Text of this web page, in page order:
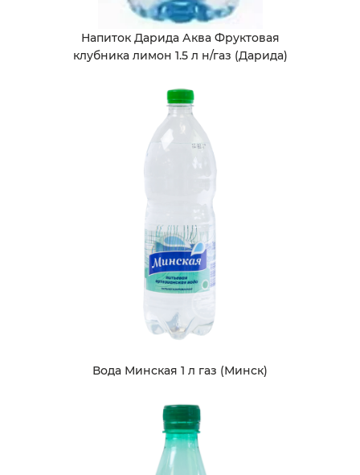
Напиток Дарида Аква Фруктовая
клубника лимон 1.5 л н/газ (Дарида)
Вода Минская 1 л газ (Минск)